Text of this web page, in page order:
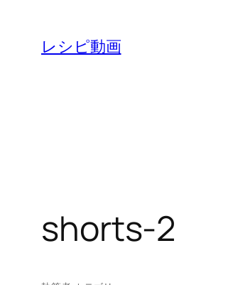
レシピ動画
shorts-2